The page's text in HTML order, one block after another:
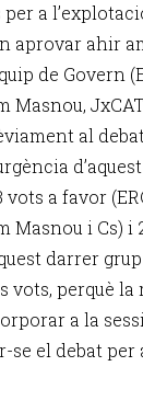
a
aprovar ahir
de Govern
Masnou,
al
a favor
Masnou i Cs) i
darrer
vots, perquè
a la
se el debat per